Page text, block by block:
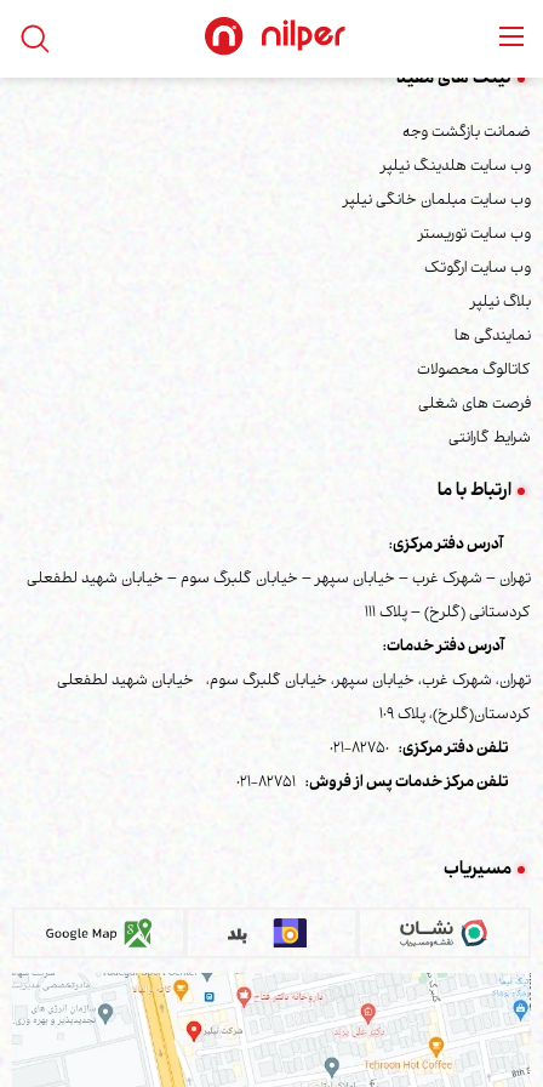
لینک های مفید
ضمانت بازگشت وجه
وب سایت هلدینگ نیلپر
وب سایت مبلمان خانگی نیلپر
وب سایت توریستر
وب سایت ارگوتک
بلاگ نیلپر
نمایندگی ها
کاتالوگ محصولات
فرصت های شغلی
شرایط گارانتی
ارتباط با ما
آدرس دفتر مرکزی:
تهران – شهرک غرب – خیابان سپهر – خیابان گلبرگ سوم – خیابان شهید لطفعلی
کردستانی (گلرخ) – پلاک 111
آدرس دفتر خدمات:
تهران، شهرک غرب، خیابان سپهر، خیابان گلبرگ سوم، خیابان شهید لطفعلی
کردستان(گلرخ)، پلاک 109
تلفن دفتر مرکزی: 82750-021
تلفن مرکز خدمات پس از فروش: 82751-021
مسیریاب